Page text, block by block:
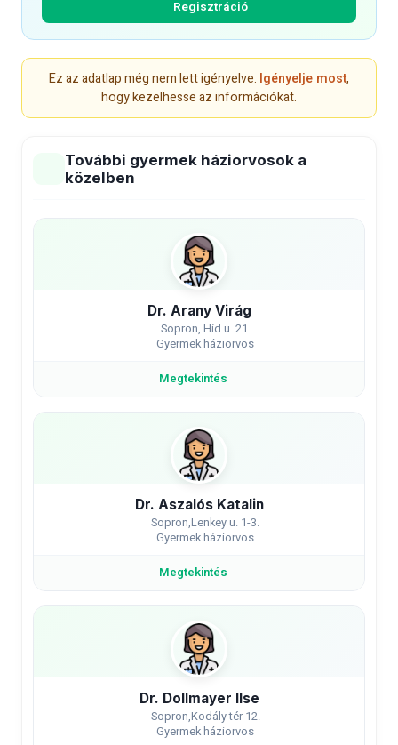
Regisztráció
Ez az adatlap még nem lett igényelve. Igényelje most,
hogy kezelhesse az információkat.
További gyermek háziorvosok a
közelben
Dr. Arany Virág
Sopron, Híd u. 21.
Gyermek háziorvos
Megtekintés
Dr. Aszalós Katalin
Sopron,Lenkey u. 1-3.
Gyermek háziorvos
Megtekintés
Dr. Dollmayer Ilse
Sopron,Kodály tér 12.
Gyermek háziorvos